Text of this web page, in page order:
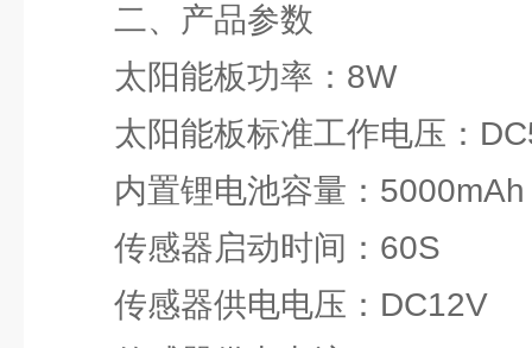
二、产品参数
太阳能板功率：8W
太阳能板标准工作电压：
内置锂电池容量：5000mAh
传感器启动时间：60S
传感器供电电压：DC12V